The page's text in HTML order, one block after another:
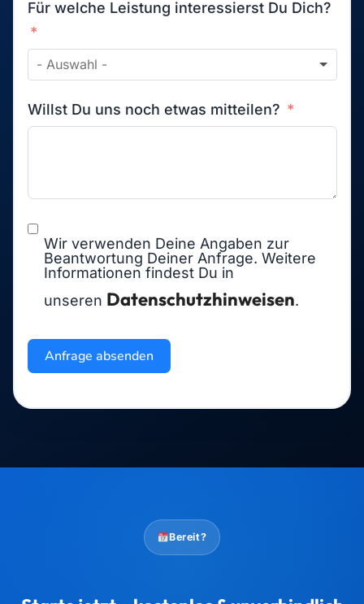
Für welche Leistung interessierst Du Dich?
Willst Du uns noch etwas mitteilen?
Wir verwenden Deine Angaben zur
Beantwortung Deiner Anfrage. Weitere
Informationen findest Du in
unseren Datenschutzhinweisen.
Anfrage absenden
Bereit?